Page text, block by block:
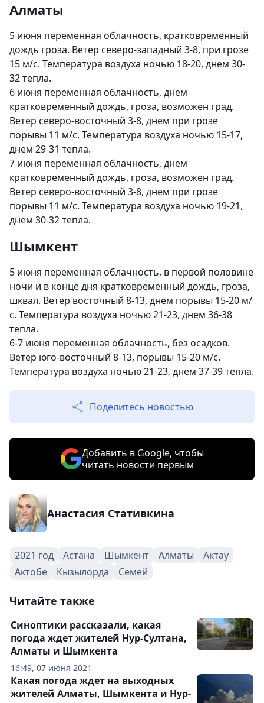
Алматы
5 июня переменная облачность, кратковременный
дождь гроза. Ветер северо-западный 3-8, при грозе
15 м/с. Температура воздуха ночью 18-20, днем 30-
32 тепла.
6 июня переменная облачность, днем
кратковременный дождь, гроза, возможен град.
Ветер северо-восточный 3-8, днем при грозе
порывы 11 м/с. Температура воздуха ночью 15-17,
днем 29-31 тепла.
7 июня переменная облачность, днем
кратковременный дождь, гроза, возможен град.
Ветер северо-восточный 3-8, днем при грозе
порывы 11 м/с. Температура воздуха ночью 19-21,
днем 30-32 тепла.
Шымкент
5 июня переменная облачность, в первой половине
ночи и в конце дня кратковременный дождь, гроза,
шквал. Ветер восточный 8-13, днем порывы 15-20 м/
с. Температура воздуха ночью 21-23, днем 36-38
тепла.
6-7 июня переменная облачность, без осадков.
Ветер юго-восточный 8-13, порывы 15-20 м/с.
Температура воздуха ночью 21-23, днем 37-39 тепла.
Поделитесь новостью
Добавить в Google, чтобы
читать новости первым
Анастасия Стативкина
2021 год Астана Шымкент Алматы
Актау
Актобе
Кызылорда Семей
Читайте также
16:49, 07 июня 2021
Синоптики рассказали, какая
погода ждет жителей Нур-Султана,
Алматы и Шымкента
Какая погода ждет на выходных
жителей Алматы, Шымкента и Нур-